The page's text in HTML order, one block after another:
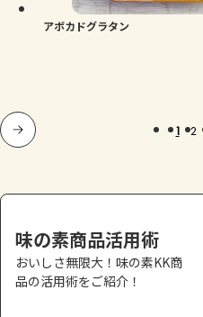
アボカドグラタン
1 2
味の素商品活用術
おいしさ無限大！味の素KK商
品の活用術をご紹介！